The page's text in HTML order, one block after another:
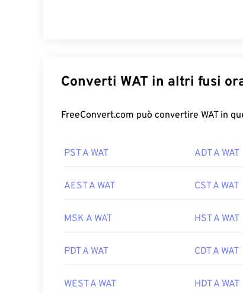
Converti WAT in altri fusi
FreeConvert.com può convertire WAT in
PST A WAT ADT A WAT
AEST A WAT CST A WAT
MSK A WAT HST A WAT
PDT A WAT CDT A WAT
WEST A WAT HDT A WAT